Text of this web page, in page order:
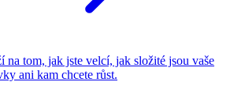
na tom, jak jste velcí, jak složité jsou vaše
ani kam chcete růst.